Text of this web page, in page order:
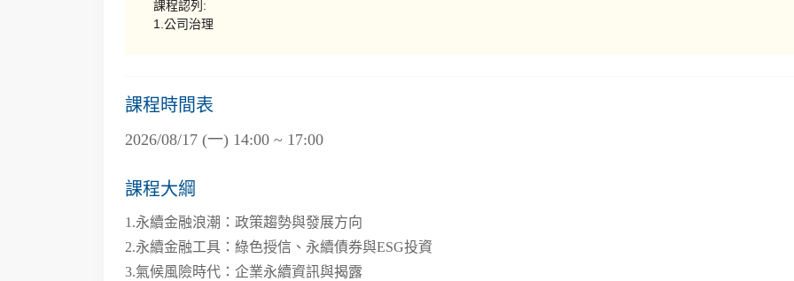
課程認列:
1.公司治理
課程時間表
2026/08/17 (一) 14:00 ~ 17:00
課程大綱
1.永續金融浪潮：政策趨勢與發展方向
2.永續金融工具：綠色授信、永續債券與ESG投資
3.氣候風險時代：企業永續資訊與揭露